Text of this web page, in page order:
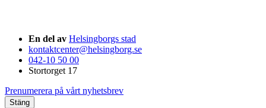
En del av Helsingborgs stad
kontaktcenter@helsingborg.se
042-10 50 00
Stortorget 17
Prenumerera på vårt nyhetsbrev
Stäng